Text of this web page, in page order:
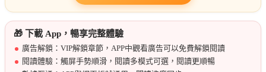
🎁 下載 App，暢享完整體驗
廣告解鎖：VIP解鎖章節，APP中觀看廣告可以免費解鎖閱讀
閱讀體驗：觸屏手勢順滑，閱讀多模式可選，閱讀更順暢